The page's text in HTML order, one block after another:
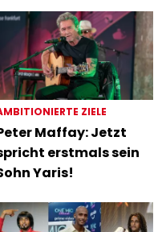
ZIELE
Maffay: Jetzt
erstmals sein
Yaris!